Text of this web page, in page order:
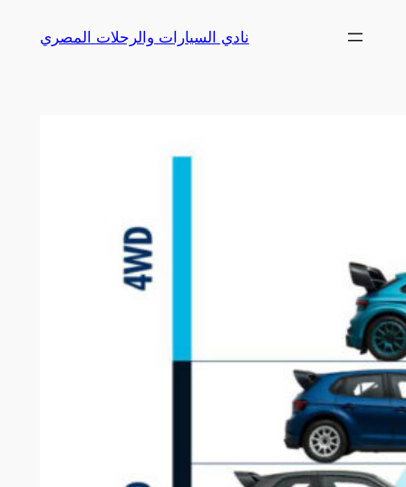
نادي السيارات والرحلات المصري